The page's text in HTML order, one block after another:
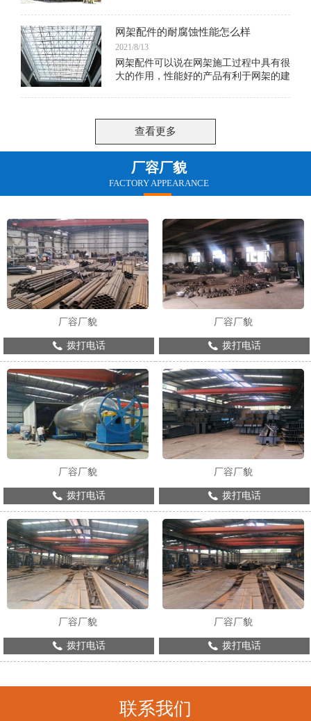
金属结构杆件，衔接金属杆件的节点细
部，常常露出在外，使建筑带有激烈的科
技感，比方建于1977年法国的巴黎蓬皮杜
艺术与文化中心，它的钢柱、钢梁、桁架
技能美，并且表现出人的才智和能力。因
的计划请求是非常重要的，在钢结构建筑
中应遭到格外注重。
网架配件的耐腐蚀性能怎么样
2021/8/13
网架配件可以说在网架施工过程中具有很
大的作用，性能好的产品有利于网架的建
们一起详细的了解。
查看更多
厂容厂貌
FACTORY APPEARANCE
厂容厂貌
拨打电话
厂容厂貌
拨打电话
厂容厂貌
拨打电话
厂容厂貌
拨打电话
厂容厂貌
拨打电话
厂容厂貌
拨打电话
联系我们